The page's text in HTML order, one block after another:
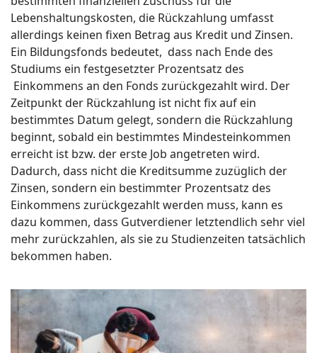
Lebenshaltungskosten, die Rückzahlung umfasst
allerdings keinen fixen Betrag aus Kredit und Zinsen.
Ein Bildungsfonds bedeutet, dass nach Ende des
Studiums ein festgesetzter Prozentsatz des
Einkommens an den Fonds zurückgezahlt wird. Der
Zeitpunkt der Rückzahlung ist nicht fix auf ein
bestimmtes Datum gelegt, sondern die Rückzahlung
beginnt, sobald ein bestimmtes Mindesteinkommen
erreicht ist bzw. der erste Job angetreten wird.
Dadurch, dass nicht die Kreditsumme zuzüglich der
Zinsen, sondern ein bestimmter Prozentsatz des
Einkommens zurückgezahlt werden muss, kann es
dazu kommen, dass Gutverdiener letztendlich sehr viel
mehr zurückzahlen, als sie zu Studienzeiten tatsächlich
bekommen haben.